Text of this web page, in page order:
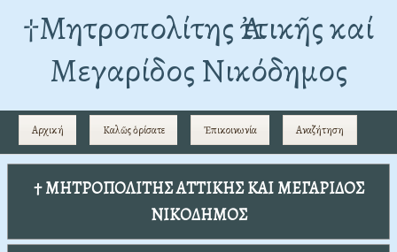
†Mητροπολίτης Ἀττικῆς καί
Μεγαρίδος Νικόδημος
Αρχική Καλῶς ὁρίσατε Ἐπικοινωνία Αναζήτηση
† ΜΗΤΡΟΠΟΛΙΤΗΣ ΑΤΤΙΚΗΣ ΚΑΙ ΜΕΓΑΡΙΔΟΣ
ΝΙΚΟΔΗΜΟΣ